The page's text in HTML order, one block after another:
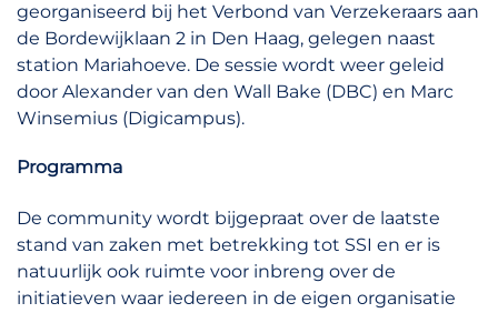
georganiseerd bij het Verbond van Verzekeraars aan
de Bordewijklaan 2 in Den Haag, gelegen naast
station Mariahoeve. De sessie wordt weer geleid
door Alexander van den Wall Bake (DBC) en Marc
Winsemius (Digicampus).
Programma
De community wordt bijgepraat over de laatste
stand van zaken met betrekking tot SSI en er is
natuurlijk ook ruimte voor inbreng over de
initiatieven waar iedereen in de eigen organisatie